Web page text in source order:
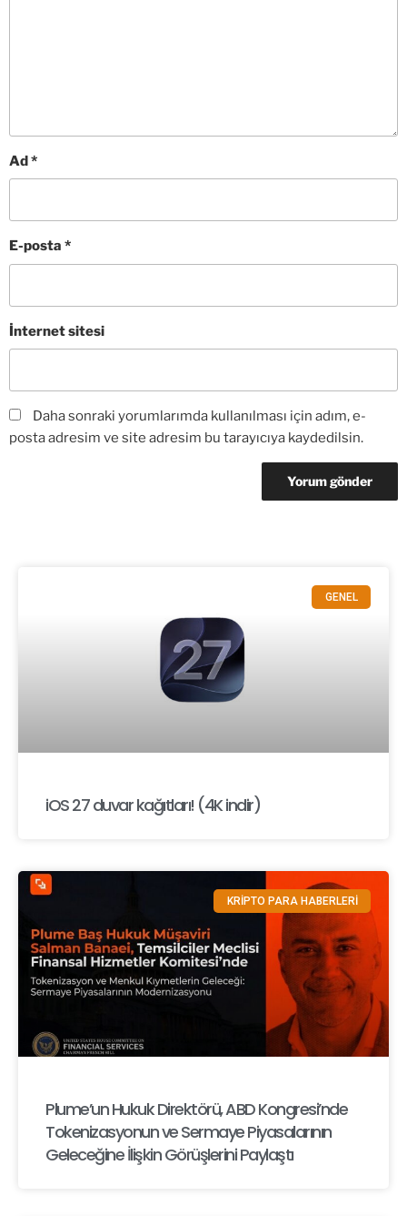
Ad*
E-posta *
İnternet sitesi
Daha sonraki yorumlarımda kullanılması için adım, e-
posta adresim ve site adresim bu tarayıcıya kaydedilsin.
GENEL
iOS 27 duvar kağıtları! (4K indir)
KRİPTO PARA HABERLERİ
Plume’un Hukuk Direktörü, ABD Kongresi’nde
Tokenizasyonun ve Sermaye Piyasalarının
Geleceğine İlişkin Görüşlerini Paylaştı